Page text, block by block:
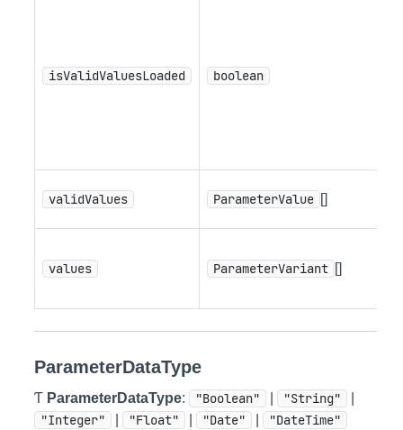
isValidValuesLoaded boolean
validValues ParameterValue []
values ParameterVariant []
ParameterDataType
Ƭ ParameterDataType: "Boolean" "String"
"Integer" "Float" "Date" "DateTime"